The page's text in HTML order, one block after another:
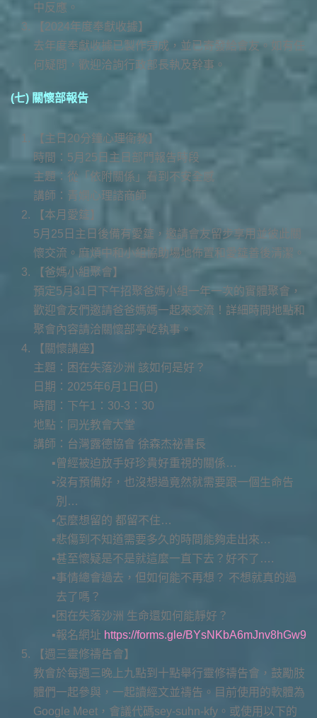
中反應。
【2024年度奉獻收據】
去年度奉獻收據已製作完成，並已寄發給會友。如有任
何疑問，歡迎洽詢行政部長執及幹事。
(七) 關懷部報告
【主日20分鐘心理衛教】
時間：5月25日主日部門報告時段
主題：從「依附關係」看到不安全感
講師：青嫻心理諮商師
【本月愛筵】
5月25日主日後備有愛筵，邀請會友留步享用並彼此關
懷交流。麻煩中和小組協助場地佈置和愛筵善後清潔。
【爸媽小組聚會】
預定5月31日下午招聚爸媽小組一年一次的實體聚會，
歡迎會友們邀請爸爸媽媽一起來交流！詳細時間地點和
聚會內容請洽關懷部亭屹執事。
【關懷講座】
主題：困在失落沙洲 該如何是好？
日期：2025年6月1日(日)
時間：下午1：30-3：30
地點：同光教會大堂
講師：台灣露德協會 徐森杰祕書長
曾經被迫放手好珍貴好重視的關係…
沒有預備好，也沒想過竟然就需要跟一個生命告
別…
怎麼想留的 都留不住…
悲傷到不知道需要多久的時間能夠走出來…
甚至懷疑是不是就這麼一直下去？好不了….
事情總會過去，但如何能不再想？ 不想就真的過
去了嗎？
困在失落沙洲 生命還如何能靜好？
報名網址 https://forms.gle/BYsNKbA6mJnv8hGw9
【週三靈修禱告會】
教會於每週三晚上九點到十點舉行靈修禱告會，鼓勵肢
體們一起參與，一起讀經文並禱告。目前使用的軟體為
Google Meet，會議代碼sey-suhn-kfy。或使用以下的